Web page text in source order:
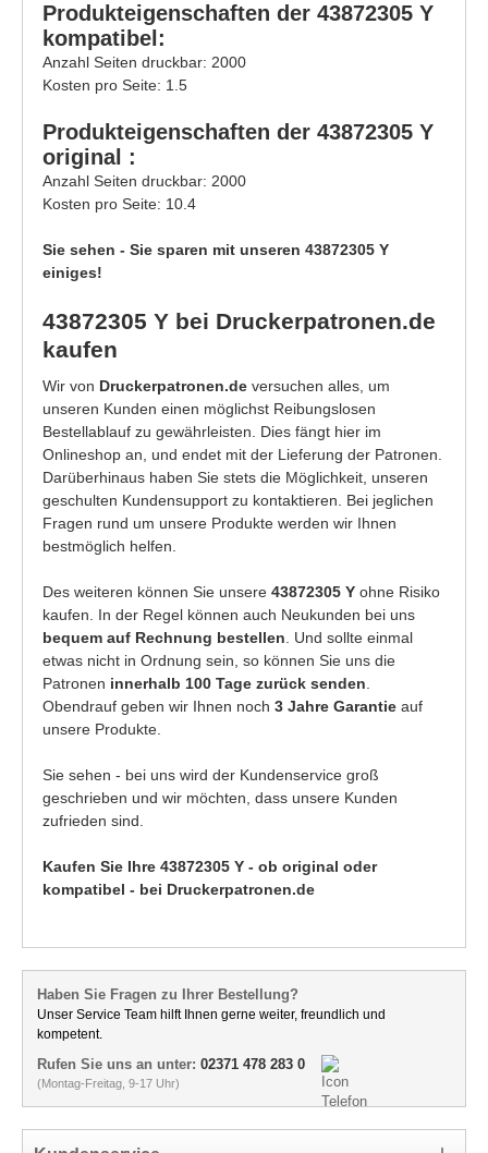
Produkteigenschaften der 43872305 Y
kompatibel:
Anzahl Seiten druckbar: 2000
Kosten pro Seite: 1.5
Produkteigenschaften der 43872305 Y
original :
Anzahl Seiten druckbar: 2000
Kosten pro Seite: 10.4
Sie sehen - Sie sparen mit unseren 43872305 Y
einiges!
43872305 Y bei Druckerpatronen.de
kaufen
Wir von Druckerpatronen.de versuchen alles, um
unseren Kunden einen möglichst Reibungslosen
Bestellablauf zu gewährleisten. Dies fängt hier im
Onlineshop an, und endet mit der Lieferung der Patronen.
Darüberhinaus haben Sie stets die Möglichkeit, unseren
geschulten Kundensupport zu kontaktieren. Bei jeglichen
Fragen rund um unsere Produkte werden wir Ihnen
bestmöglich helfen.
Des weiteren können Sie unsere 43872305 Y ohne Risiko
kaufen. In der Regel können auch Neukunden bei uns
bequem auf Rechnung bestellen. Und sollte einmal
etwas nicht in Ordnung sein, so können Sie uns die
Patronen innerhalb 100 Tage zurück senden.
Obendrauf geben wir Ihnen noch 3 Jahre Garantie auf
unsere Produkte.
Sie sehen - bei uns wird der Kundenservice groß
geschrieben und wir möchten, dass unsere Kunden
zufrieden sind.
Kaufen Sie Ihre 43872305 Y - ob original oder
kompatibel - bei Druckerpatronen.de
Haben Sie Fragen zu Ihrer Bestellung?
Unser Service Team hilft Ihnen gerne weiter, freundlich und
kompetent.
Rufen Sie uns an unter: 02371 478 283 0
(Montag-Freitag, 9-17 Uhr)